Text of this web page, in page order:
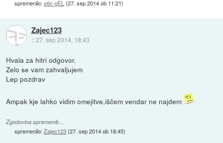
spremenilo:s6c-gEL(27. sep 2014 ob 11:21)
Zajec123
::27. sep 2014, 18:43
Hvala za hitri odgovor.
Zelo se vam zahvaljujem
Lep pozdrav
Ampak kje lahko vidim omejitve,iščem vendar ne najdem
Zgodovina sprememb…
spremenilo:Zajec123(27. sep 2014 ob 18:45)